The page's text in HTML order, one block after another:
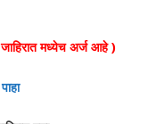
मध्येच अर्ज आहे )
पाहा